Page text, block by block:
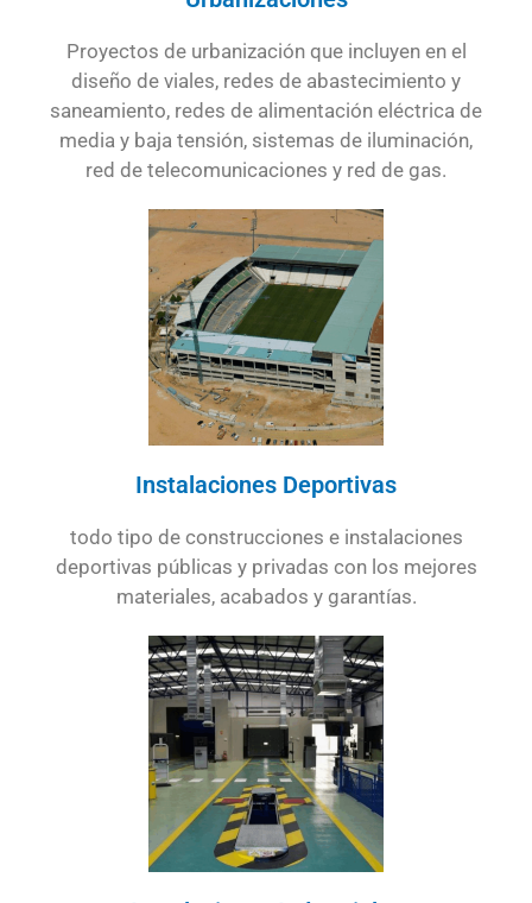
Proyectos de urbanización que incluyen en el
diseño de viales, redes de abastecimiento y
saneamiento, redes de alimentación eléctrica de
media y baja tensión, sistemas de iluminación,
red de telecomunicaciones y red de gas.
Instalaciones Deportivas
todo tipo de construcciones e instalaciones
deportivas públicas y privadas con los mejores
materiales, acabados y garantías.